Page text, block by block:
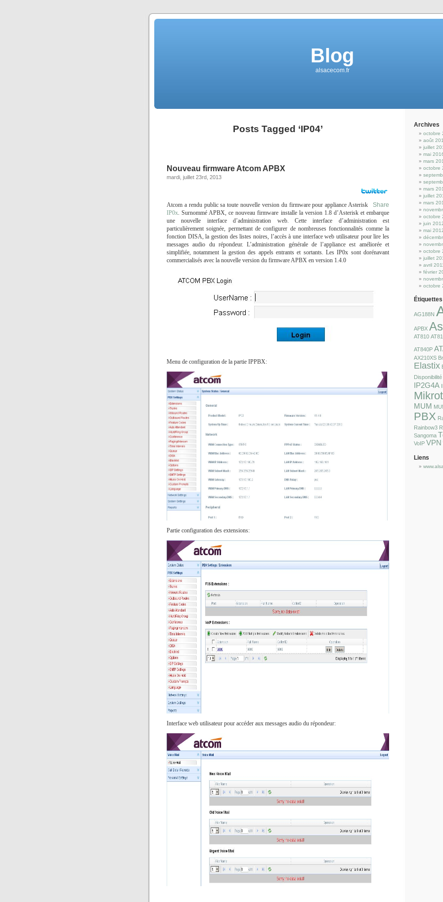
Blog
alsacecom.fr
Posts Tagged ‘IP04’
Nouveau firmware Atcom APBX
mardi, juillet 23rd, 2013
Share
Atcom a rendu public sa toute nouvelle version du firmware pour appliance Asterisk
IP0x. Surnommé APBX, ce nouveau firmware installe la version 1.8 d’Asterisk et embarque
une nouvelle interface d’administration web. Cette interface d’administration est
particulièrement soignée, permettant de configurer de nombreuses fonctionnalités comme la
fonction DISA, la gestion des listes noires, l’accès à une interface web utilisateur pourlire les
messages audio du répondeur. L’administration générale de l’applianceest améliorée et
simplifiée, notamment la gestion des appels entrants et sortants. Les IP0x sont dorénavant
commercialisés avec la nouvelle version du firmware APBX en version 1.4.0
Menu de configuration de la partie IPPBX:
Partie configuration des extensions:
Interface web utilisateur pour accéder aux messages audio du répondeur:
Archives
octobre
août
juillet
mai
mars
octobre
mars
juillet
mars
octobre
juin
mai
octobre
juillet
avril
février
octobre
Étiquettes
AG188N
APBX
AT810
AT840P
AX210XS
Elastix
Disponibilité
IP2G4A
MUM
PBX
Rainbow3
Sangoma
VoIP VPN
Liens